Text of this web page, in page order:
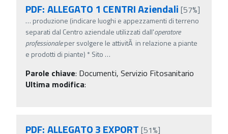
PDF: ALLEGATO 1 CENTRI Aziendali [57%]
… produzione (indicare luoghi e appezzamenti di terreno
separati dal Centro aziendale utilizzati dall'operatore
professionaleper svolgere le attivitÃ in relazione a piante
e prodotti di piante) * Sito …
Parole chiave: Documenti, Servizio Fitosanitario
Ultima modifica:
PDF: ALLEGATO 3 EXPORT [51%]